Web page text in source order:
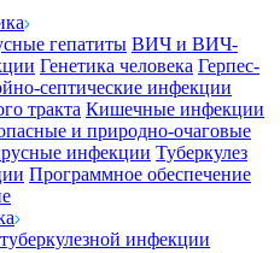
гепатиты ВИЧ и ВИЧ-
Генетика человека Герпес-
септические инфекции
тракта Кишечные инфекции
и природно-очаговые
инфекции Туберкулез
Программное обеспечение
инфекции